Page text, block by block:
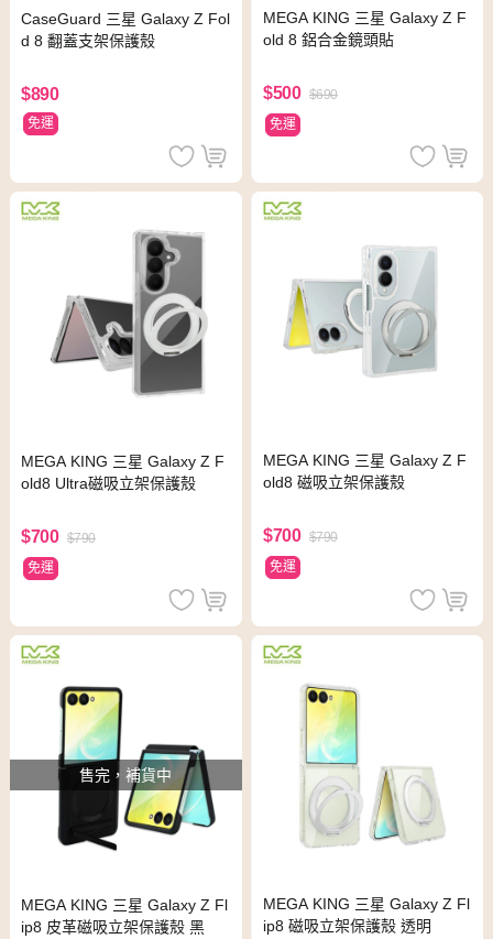
CaseGuard 三星 Galaxy Z Fol
d 8 翻蓋支架保護殼
$890
免運
MEGA KING 三星 Galaxy Z F
old 8 鋁合金鏡頭貼
$500 $690
免運
MEGA KING 三星 Galaxy Z F
old8 Ultra磁吸立架保護殼
$700 $790
免運
MEGA KING 三星 Galaxy Z F
old8 磁吸立架保護殼
$700 $790
免運
售完，補貨中
MEGA KING 三星 Galaxy Z Fl
ip8 皮革磁吸立架保護殼 黑
MEGA KING 三星 Galaxy Z Fl
ip8 磁吸立架保護殼 透明